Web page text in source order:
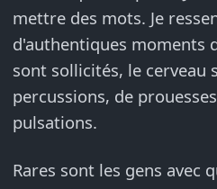
mettre des mots. Je
d'authentiques moments
sont sollicités, le cerveau
percussions, de
pulsations.
Rares sont les gens avec